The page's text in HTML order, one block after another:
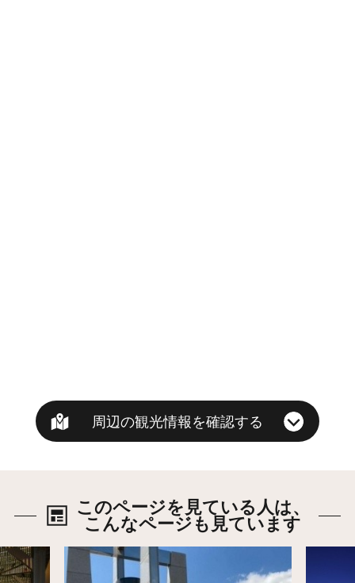
周辺の観光情報を確認する
このページを見ている人は、
こんなページも見ています
詳細はこちら